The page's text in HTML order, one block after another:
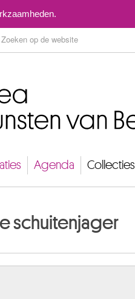
Agenda Collecties
schuitenjager